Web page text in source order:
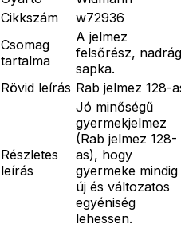
Cikkszám
w72936
Csomag
tartalma
A jelmez
felsőrész,
sapka.
Rövid leírás Rab jelmez 128-
Részletes
leírás
Jó minőségű
gyermekjelmez
(Rab jelmez 128-
as), hogy
gyermeke mindig
új és változatos
egyéniség
lehessen.